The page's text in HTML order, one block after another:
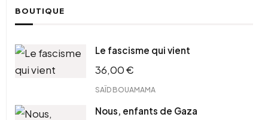
BOUTIQUE
Le fascisme qui vient
36,00€
SAÏD BOUAMAMA
Nous, enfants de Gaza